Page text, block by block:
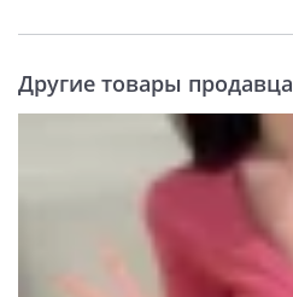
Другие товары продавца